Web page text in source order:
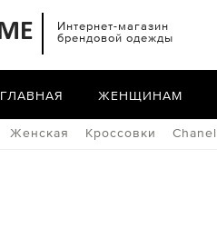
Интернет-магазин
брендовой одежды
ГЛАВНАЯ ЖЕНЩИНАМ
Женская Кроссовки Chanel